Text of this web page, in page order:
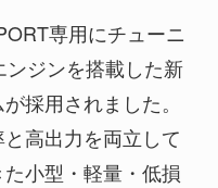
専用にチューニ
ジンを搭載した新
採用されました。
高出力を両立して
小型・軽量・低損